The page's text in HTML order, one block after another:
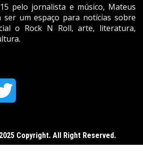
pelo jornalista e músico, Mateus
ser um espaço para notícias sobre
o Rock N Roll, arte, literatura,
Copyright. All Right Reserved.